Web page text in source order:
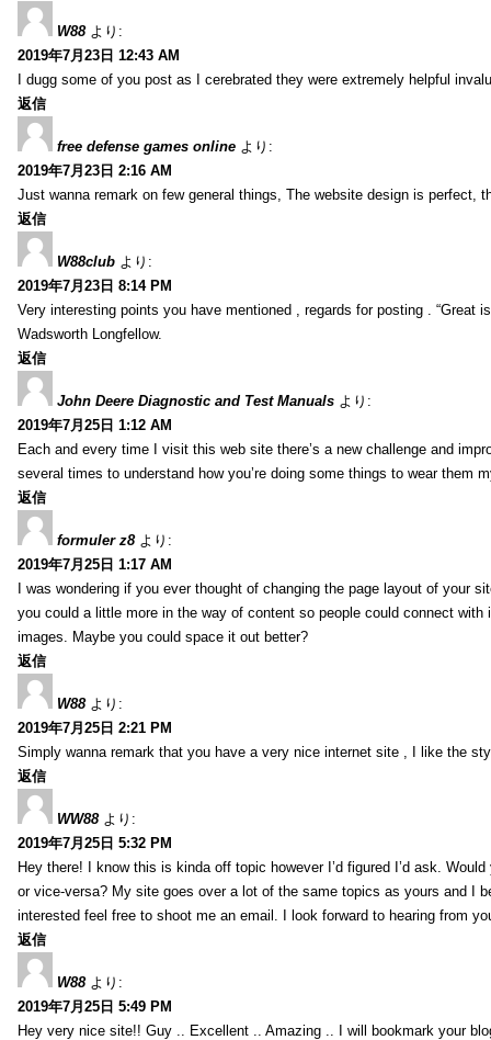
W88 より:
2019年7月23日 12:43 AM
I dugg some of you post as I cerebrated they were extremely helpful
返信
free defense games online より:
2019年7月23日 2:16 AM
Just wanna remark on few general things, The website design is perfect,
返信
W88club より:
2019年7月23日 8:14 PM
Very interesting points you have mentioned , regards for posting . “Great
Wadsworth Longfellow.
返信
John Deere Diagnostic and Test Manuals より:
2019年7月25日 1:12 AM
Each and every time I visit this web site there’s a new challenge and
several times to understand how you’re doing some things to wear them
返信
formuler z8 より:
2019年7月25日 1:17 AM
I was wondering if you ever thought of changing the page layout of your
you could a little more in the way of content so people could connect
images. Maybe you could space it out better?
返信
W88 より:
2019年7月25日 2:21 PM
Simply wanna remark that you have a very nice internet site , I like the
返信
WW88 より:
2019年7月25日 5:32 PM
Hey there! I know this is kinda off topic however I’d figured I’d ask.
or vice-versa? My site goes over a lot of the same topics as yours and I
interested feel free to shoot me an email. I look forward to hearing from
返信
W88 より:
2019年7月25日 5:49 PM
Hey very nice site!! Guy .. Excellent .. Amazing .. I will bookmark your